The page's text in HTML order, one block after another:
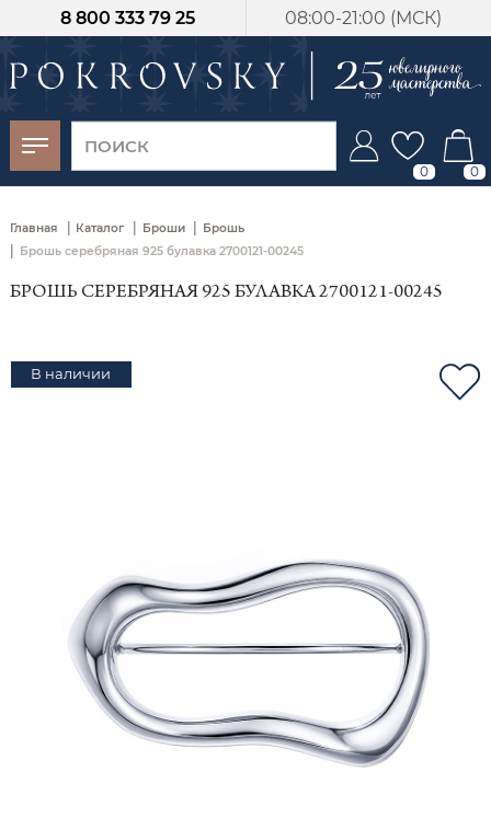
08:00-21:00 (МСК)
8 800 333 79 25
0 0
Главная | Каталог | Броши | Брошь
| Брошь серебряная 925 булавка 2700121-00245
БРОШЬ СЕРЕБРЯНАЯ 925 БУЛАВКА 2700121-00245
В наличии
-30%
от 15 дней с
момента оплаты